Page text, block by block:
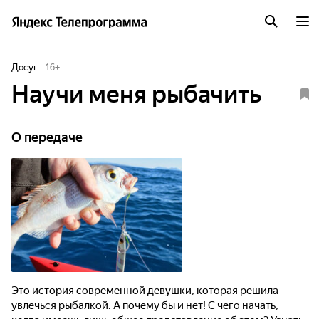
Досуг 16+
Научи меня рыбачить
О передаче
Это история современной девушки, которая решила
увлечься рыбалкой. А почему бы и нет! С чего начать,